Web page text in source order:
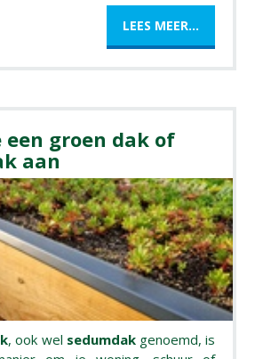
LEES MEER...
een groen dak of
aan
, ook wel sedumdakgenoemd, is